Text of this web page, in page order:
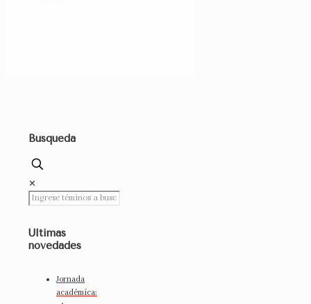
Búsqueda
✕
Últimas
novedades
Jornada
académica: